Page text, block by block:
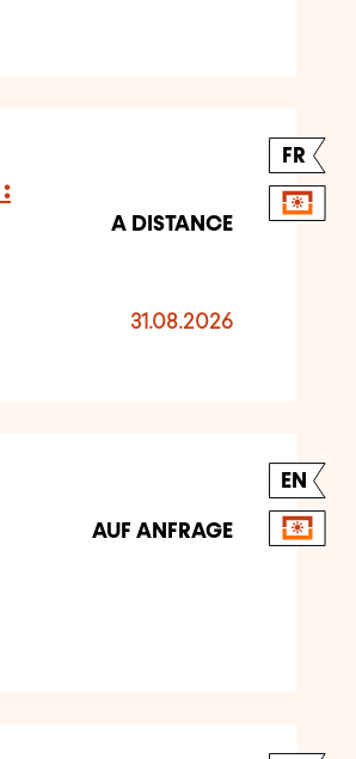
FR
A DISTANCE
31.08.2026
EN
AUF ANFRAGE